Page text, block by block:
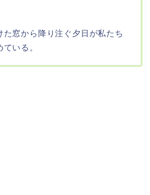
た窓から降り注ぐ夕日が私たち
いる。